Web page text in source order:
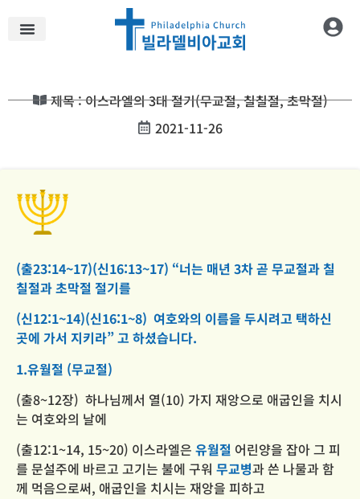
제목 : 이스라엘의 3대 절기(무교절, 칠칠절, 초막절)
2021-11-26
(출23:14~17)(신16:13~17) “너는 매년 3차 곧 무교절과 칠
칠절과 초막절 절기를
(신12:1~14)(신16:1~8) 여호와의 이름을 두시려고 택하신
곳에 가서 지키라” 고 하셨습니다.
1.유월절 (무교절)
(출8~12장) 하나님께서 열(10) 가지 재앙으로 애굽인을 치시
는 여호와의 날에
(출12:1~14, 15~20) 이스라엘은 유월절 어린양을 잡아 그 피
를 문설주에 바르고 고기는 불에 구워 무교병과 쓴 나물과 함
께 먹음으로써, 애굽인을 치시는 재앙을 피하고